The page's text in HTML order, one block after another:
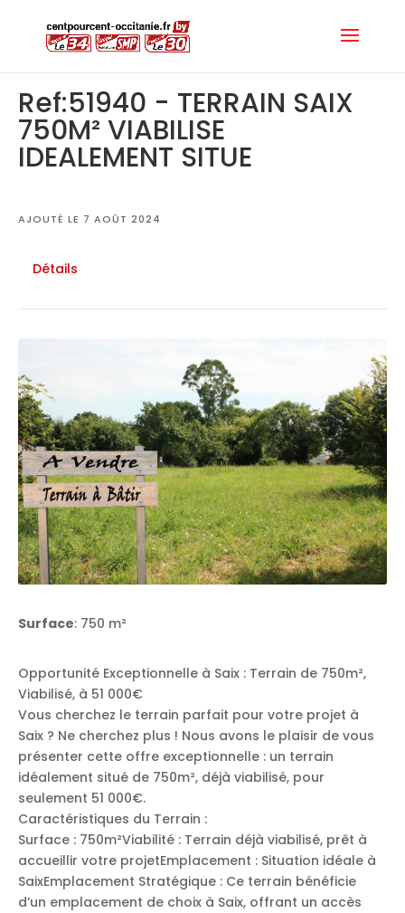
Ref:51940 - TERRAIN SAIX
750M² VIABILISE
IDEALEMENT SITUE
AJOUTÉ LE 7 AOÛT 2024
Détails
Surface: 750 m²
Opportunité Exceptionnelle à Saix : Terrain de 750m²,
Viabilisé, à 51 000€
Vous cherchez le terrain parfait pour votre projet à
Saix ? Ne cherchez plus ! Nous avons le plaisir de vous
présenter cette offre exceptionnelle : un terrain
idéalement situé de 750m², déjà viabilisé, pour
seulement 51 000€.
Caractéristiques du Terrain :
Surface : 750m²Viabilité : Terrain déjà viabilisé, prêt à
accueillir votre projetEmplacement : Situation idéale à
SaixEmplacement Stratégique : Ce terrain bénéficie
d’un emplacement de choix à Saix, offrant un accès